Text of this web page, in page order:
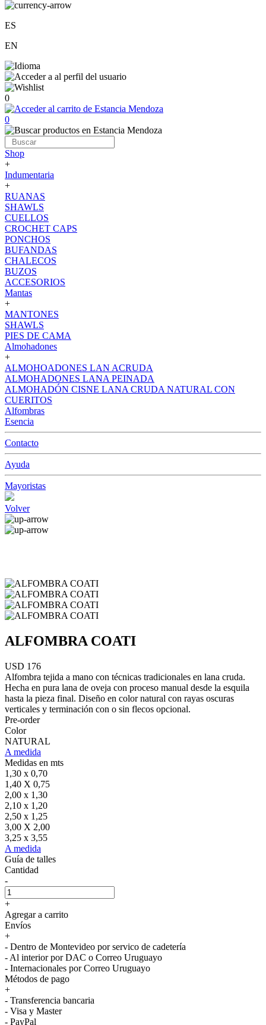
ES
EN
0
0
Shop
+
Indumentaria
+
RUANAS
SHAWLS
CUELLOS
CROCHET CAPS
PONCHOS
BUFANDAS
CHALECOS
BUZOS
ACCESORIOS
Mantas
+
MANTONES
SHAWLS
PIES DE CAMA
Almohadones
+
ALMOHOADONES LAN ACRUDA
ALMOHADONES LANA PEINADA
ALMOHADÓN CISNE LANA CRUDA NATURAL CON
CUERITOS
Alfombras
Esencia
Contacto
Ayuda
Mayoristas
Volver
ALFOMBRA COATI
USD 176
Alfombra tejida a mano con técnicas tradicionales en lana cruda.
Hecha en pura lana de oveja con proceso manual desde la esquila
hasta la pieza final. Diseño en color natural con rayas oscuras
verticales y terminación con o sin flecos opcional.
Pre-order
Color
NATURAL
A medida
Medidas en mts
1,30 x 0,70
1,40 X 0,75
2,00 x 1,30
2,10 x 1,20
2,50 x 1,25
3,00 X 2,00
3,25 x 3,55
A medida
Guía de talles
Cantidad
-
+
Agregar a carrito
Envíos
+
- Dentro de Montevideo por servico de cadetería
- Al interior por DAC o Correo Uruguayo
- Internacionales por Correo Uruguayo
Métodos de pago
+
- Transferencia bancaria
- Visa y Master
- PayPal